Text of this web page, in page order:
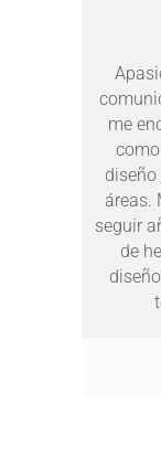
me
áreas.
seguir
de